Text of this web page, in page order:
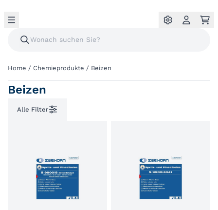
Home / Chemieprodukte / Beizen
Beizen
Alle Filter